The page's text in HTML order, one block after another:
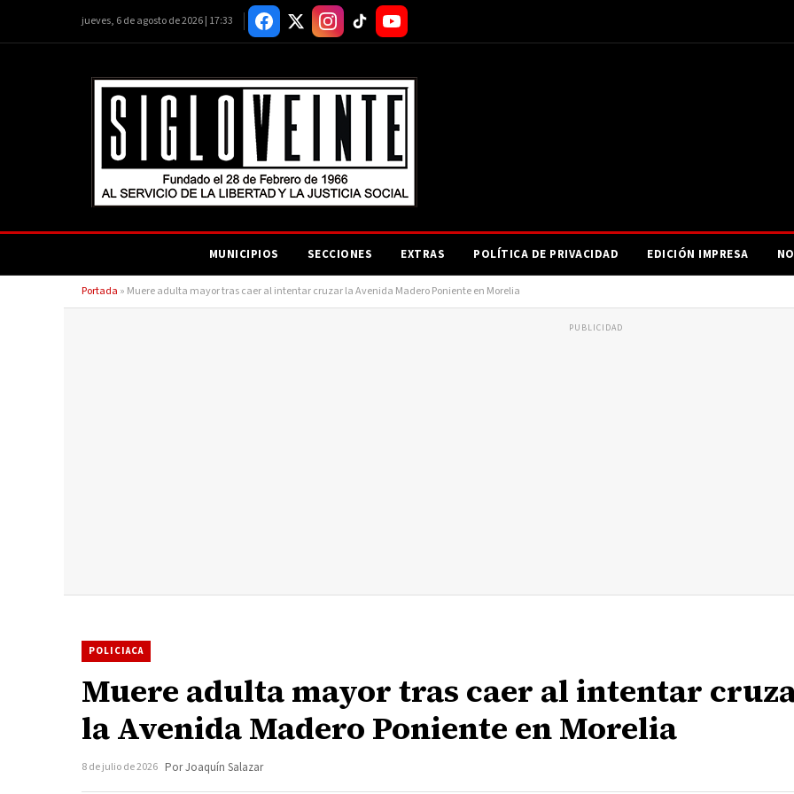
jueves, 6 de agosto de 2026 | 17:33
MUNICIPIOS SECCIONES EXTRAS POLÍTICA DE PRIVACIDAD EDICIÓN IMPRESA
Portada » Muere adulta mayor tras caer al intentar cruzar la Avenida Madero Poniente en Morelia
PUBLICIDAD
POLICIACA
Muere adulta mayor tras caer al intentar
la Avenida Madero Poniente en Morelia
8 de julio de 2026 Por Joaquín Salazar